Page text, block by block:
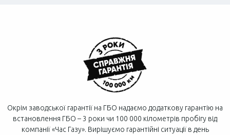
Окрім заводської гарантії на ГБО надаємо додаткову гарантію на
встановлення ГБО – 3 роки чи 100 000 кілометрів пробігу від
компанії «Час Газу». Вирішуємо гарантійні ситуації в день